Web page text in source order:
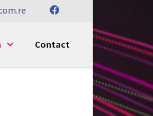
Contact